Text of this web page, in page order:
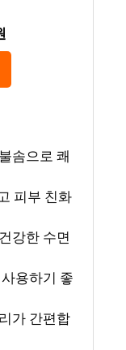
솜으로 쾌
피부 친화
강한 수면
용하기 좋
가 간편합